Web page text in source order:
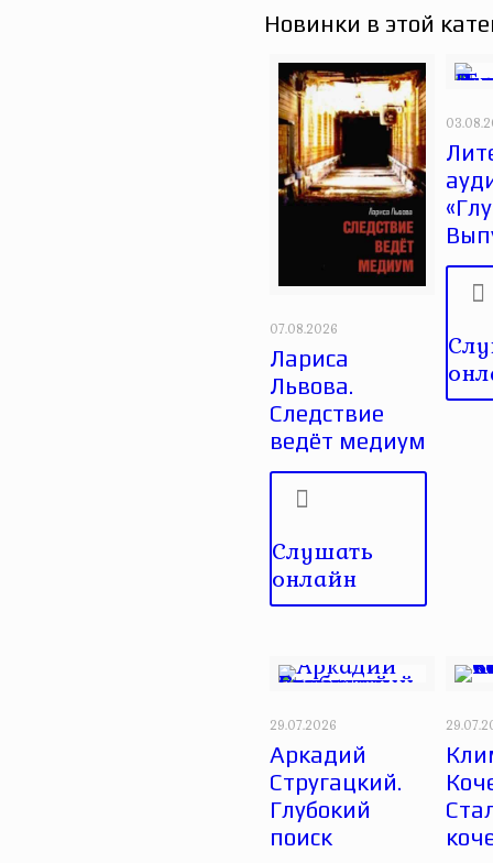
Новинки в этой
07.08.2026
Лариса
Львова.
Следствие
ведёт медиум
Слушать
онлайн
29.07.2026
Аркадий
Стругацкий.
Глубокий
поиск